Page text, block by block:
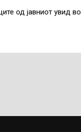
од јавниот увид во